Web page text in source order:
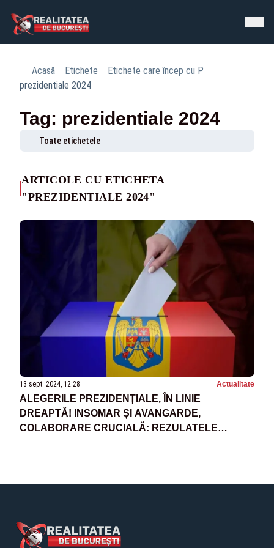
Acasă Etichete
Etichete care încep cu P
prezidentiale 2024
Tag: prezidentiale 2024
Toate etichetele
ARTICOLE CU ETICHETA
"PREZIDENTIALE 2024"
13 sept. 2024, 12:28 Actualitate
ALEGERILE PREZIDENȚIALE, ÎN LINIE
DREAPTĂ! INSOMAR ȘI AVANGARDE,
COLABORARE CRUCIALĂ: REZULATELE